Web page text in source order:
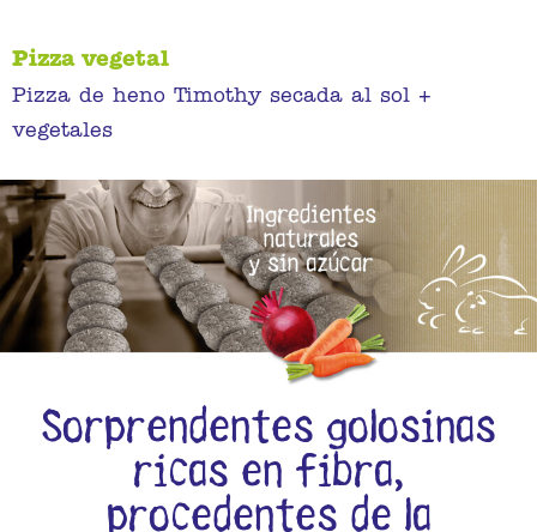
Pizza vegetal
Pizza de heno Timothy secada al sol +
vegetales
Sorprendentes golosinas
ricas en fibra,
procedentes de la